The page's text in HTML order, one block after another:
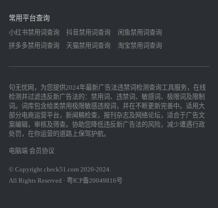
常用平台查询
小红书禁用词查询 抖音禁用词查询
闲鱼禁用词查询
拼多多禁用词查询
天猫禁用词查询 淘宝禁用词查询
句无忧网，为您提供2024年最新广告法违禁词检测查询工具服务，在线
检测并过滤违反新广告法的：禁用词、违禁词、敏感词、极限词及限制
词。词库包含给类禁用极限敏感违规词，并在不断更新完善中。适用大
部分电商运营平台，新闻稿检查，报刊杂志及网络论坛，适合于广告文
案编辑，审核及筛查。协助您降低违反新广告法的风险，减少遭遇行政
处罚，在你运营的道路上保驾护航。
电脑端 会员协议
© Copyright check51.com 2020-2024.
All Rights Reserved · 粤ICP备20049816号